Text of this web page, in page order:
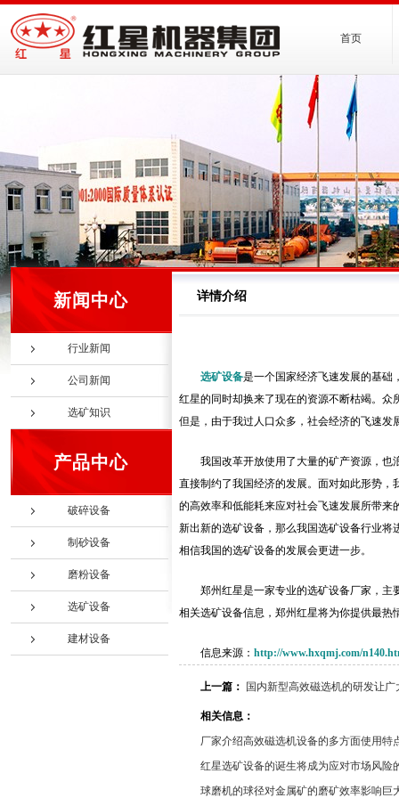
首页
新闻中心
行业新闻
公司新闻
选矿知识
产品中心
破碎设备
制砂设备
磨粉设备
选矿设备
建材设备
详情介绍
选矿设备是一个国家经济飞速发展的基础
红星的同时却换来了现在的资源不断枯竭。
但是，由于我过人口众多，社会经济的飞速
我国改革开放使用了大量的矿产资源，
直接制约了我国经济的发展。面对如此形势
的高效率和低能耗来应对社会飞速发展所带
新出新的选矿设备，那么我国选矿设备行业
相信我国的选矿设备的发展会更进一步。
郑州红星是一家专业的选矿设备厂家，主
相关选矿设备信息，郑州红星将为你提供最热
信息来源： http://www.hxqmj.com/
上一篇： 国内新型高效磁选机的研发让
相关信息：
厂家介绍高效磁选机设备的多方面使用特
红星选矿设备的诞生将成为应对市场风险
球磨机的球径对金属矿的磨矿效率影响巨